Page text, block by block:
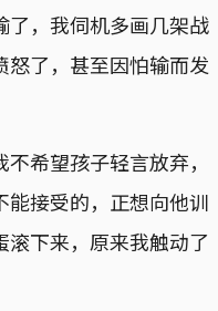
了，我伺机多画几架战
了，甚至因怕输而发
希望孩子轻言放弃，
能接受的，正想向他训
下来，原来我触动了